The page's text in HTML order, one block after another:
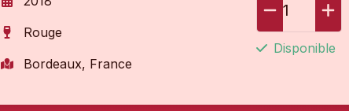
Rouge
Bordeaux, France
1
Disponible